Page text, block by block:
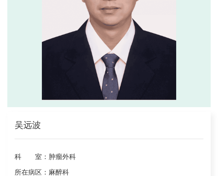
吴远波
科 室： 肿瘤外科
所在病区： 麻醉科